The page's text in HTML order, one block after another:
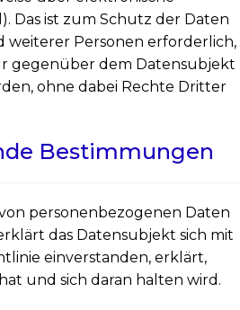
Das ist zum Schutz der Daten
weiterer Personen erforderlich,
gegenüber dem Datensubjekt
ohne dabei Rechte Dritter
Bestimmungen
personenbezogenen Daten
das Datensubjekt sich mit
einverstanden, erklärt,
und sich daran halten wird.